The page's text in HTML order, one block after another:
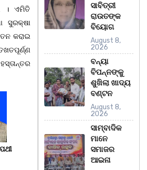
। ଏମିତି
ସୁରକ୍ଷା
କରାଇ
ସାବିତ୍ରୀ
ରାଉତଙ୍କ
ବିୟୋଗ
August 8,
2026
ବନ୍ୟା
ବିପନ୍ନଙ୍କୁ
ଶୁଖିଲା ଖାଦ୍ୟ
ବଣ୍ଟନ
August 8,
2026
ସାମ୍ବାଦିକ
ମାନେ
ସମାଜର
ଆଇନା